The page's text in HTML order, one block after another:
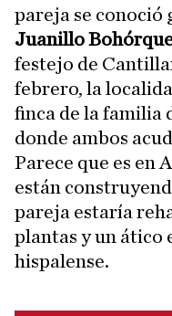
pareja se conoció
Juanillo
festejo de
febrero, la
finca de la familia
donde ambos
Parece que es en
están
pareja estaría
plantas y un ático
hispalense.